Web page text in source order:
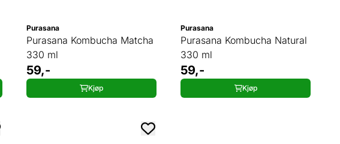
Purasana
Purasana Kombucha Matcha
330 ml
59,-
Kjøp
Purasana
Purasana Kombucha Natural
330 ml
59,-
Kjøp